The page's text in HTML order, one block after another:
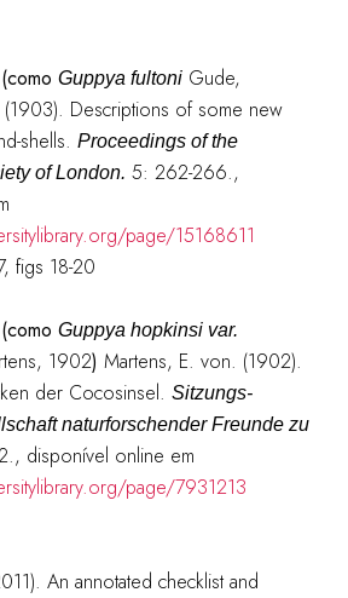
Guppya fultoniGude,
Descriptions of some new
shells. Proceedings of the
of London. 5: 262-266.,
page/15168611
figs 18-20
Guppya hopkinsi var.
1902) Martens, E. von. (1902).
der Cocosinsel. Sitzungs-
naturforschender Freunde zu
, disponível online em
page/7931213
An annotated checklist and